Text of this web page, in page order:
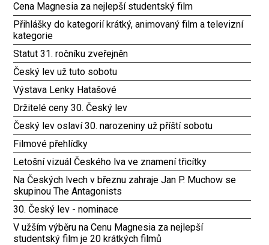
Cena Magnesia za nejlepší studentský film
Přihlášky do kategorií krátký, animovaný film a televizní
kategorie
Statut 31. ročníku zveřejněn
Český lev už tuto sobotu
Výstava Lenky Hatašové
Držitelé ceny 30. Český lev
Český lev oslaví 30. narozeniny už příští sobotu
Filmové přehlídky
Letošní vizuál Českého lva ve znamení třicítky
Na Českých lvech v březnu zahraje Jan P. Muchow se
skupinou The Antagonists
30. Český lev - nominace
V užším výběru na Cenu Magnesia za nejlepší
studentský film je 20 krátkých filmů